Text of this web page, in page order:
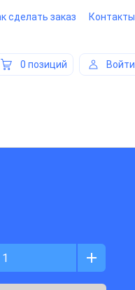
сделать заказ Контакты
0 позиций Войти